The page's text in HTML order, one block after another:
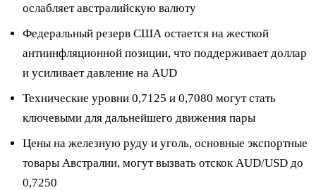
ослабляет австралийскую валюту
Федеральный резерв США остается на жесткой
антиинфляционной позиции, что поддерживает доллар
и усиливает давление на AUD
Технические уровни 0,7125 и 0,7080 могут стать
ключевыми для дальнейшего движения пары
Цены на железную руду и уголь, основные экспортные
товары Австралии, могут вызвать отскок AUD/USD до
0,7250